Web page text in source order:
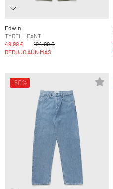
Edwin
TYRELL PANT
49,99 €
124,99 €
REDUJO AÚN MÁS
-50%